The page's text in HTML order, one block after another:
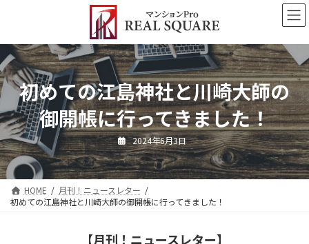
ン
ツ
へ
ス
キ
ッ
プ
ー
シ
ョ
ン
に
移
動
初めての江島神社と川崎大師の
御開帳に行ってきました！
2024年6月3日
HOME
月刊！ニュースレター
初めての江島神社と川崎大師の御開帳に行ってきました！
【月刊！ニュースレター】